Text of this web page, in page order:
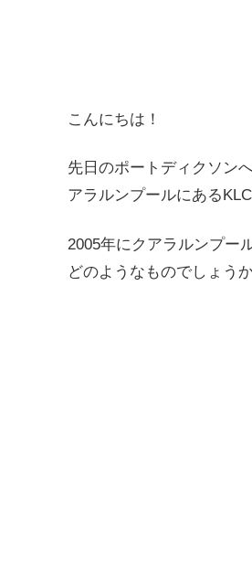
こんにちは！
先日のポートディクソン
アラルンプールにある
2005年にクアラルンプー
どのようなものでしょう